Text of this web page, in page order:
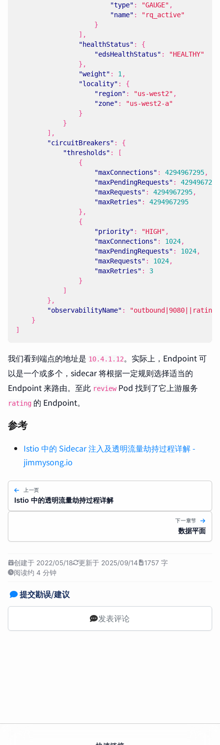
"type" : "GAUGE" ,
"name" :
"rq_active"
}
],
"healthStatus" :
{
"edsHealthStatus" :
"HEALTHY"
},
"weight" : 1,
"locality" :
{
"region" : "us-west2" ,
"zone" :
"us-west2-a"
}
}
],
"circuitBreakers" :
{
"thresholds" :
[
{
"maxConnections" : 4294967295,
"maxPendingRequests" :
4294967295
"maxRequests" : 4294967295,
"maxRetries" :
4294967295
},
{
"priority" : "HIGH" ,
"maxConnections" : 1024,
"maxPendingRequests" : 1024,
"maxRequests" : 1024,
"maxRetries" :
3
}
]
},
"observabilityName" :
}
]
我们看到端点的地址是 10.4.1.12。实际上，Endpoint 可
以是一个或多个，sidecar 将根据一定规则选择适当的
Endpoint 来路由。至此 reviewPod 找到了它上游服务
rating 的 Endpoint。
参考
Istio 中的 Sidecar 注入及透明流量劫持过程详解 -
jimmysong.io
上一页
Istio 中的透明流量劫持过程详解
下一章节
数据平面
创建于 2022/05/18 更新于 2025/09/14
1757 字
阅读约 4 分钟
提交勘误/建议
发表评论